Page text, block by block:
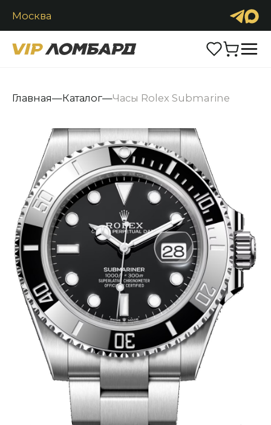
Москва
Продать Обменять
АксессуарыУслугиКонтакты
+7 (916) 2900-222 Заказать звонок
Главная—Каталог—Часы Rolex Submarine